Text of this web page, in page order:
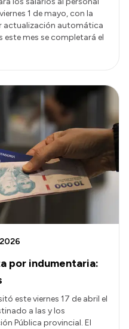
1 de mayo, con la
actualización automática
este mes se completará el
por indumentaria:
este viernes 17 de abril el
a las y los
Pública provincial. El